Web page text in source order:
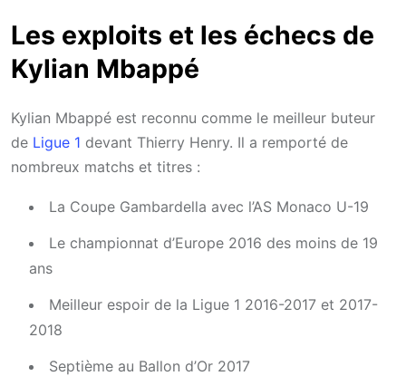
Les exploits et les échecs de
Kylian Mbappé
Kylian Mbappé est reconnu comme le meilleur buteur
de Ligue 1 devant Thierry Henry. Il a remporté de
nombreux matchs et titres :
La Coupe Gambardella avec l’AS Monaco U-19
Le championnat d’Europe 2016 des moins de 19
ans
Meilleur espoir de la Ligue 1 2016-2017 et 2017-
2018
Septième au Ballon d’Or 2017